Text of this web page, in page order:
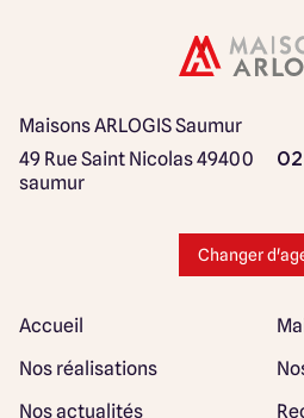
Maisons ARLOGIS Saumur
49 Rue Saint Nicolas49400
saumur
Changer
Accueil
Nos réalisations
Nos actualités